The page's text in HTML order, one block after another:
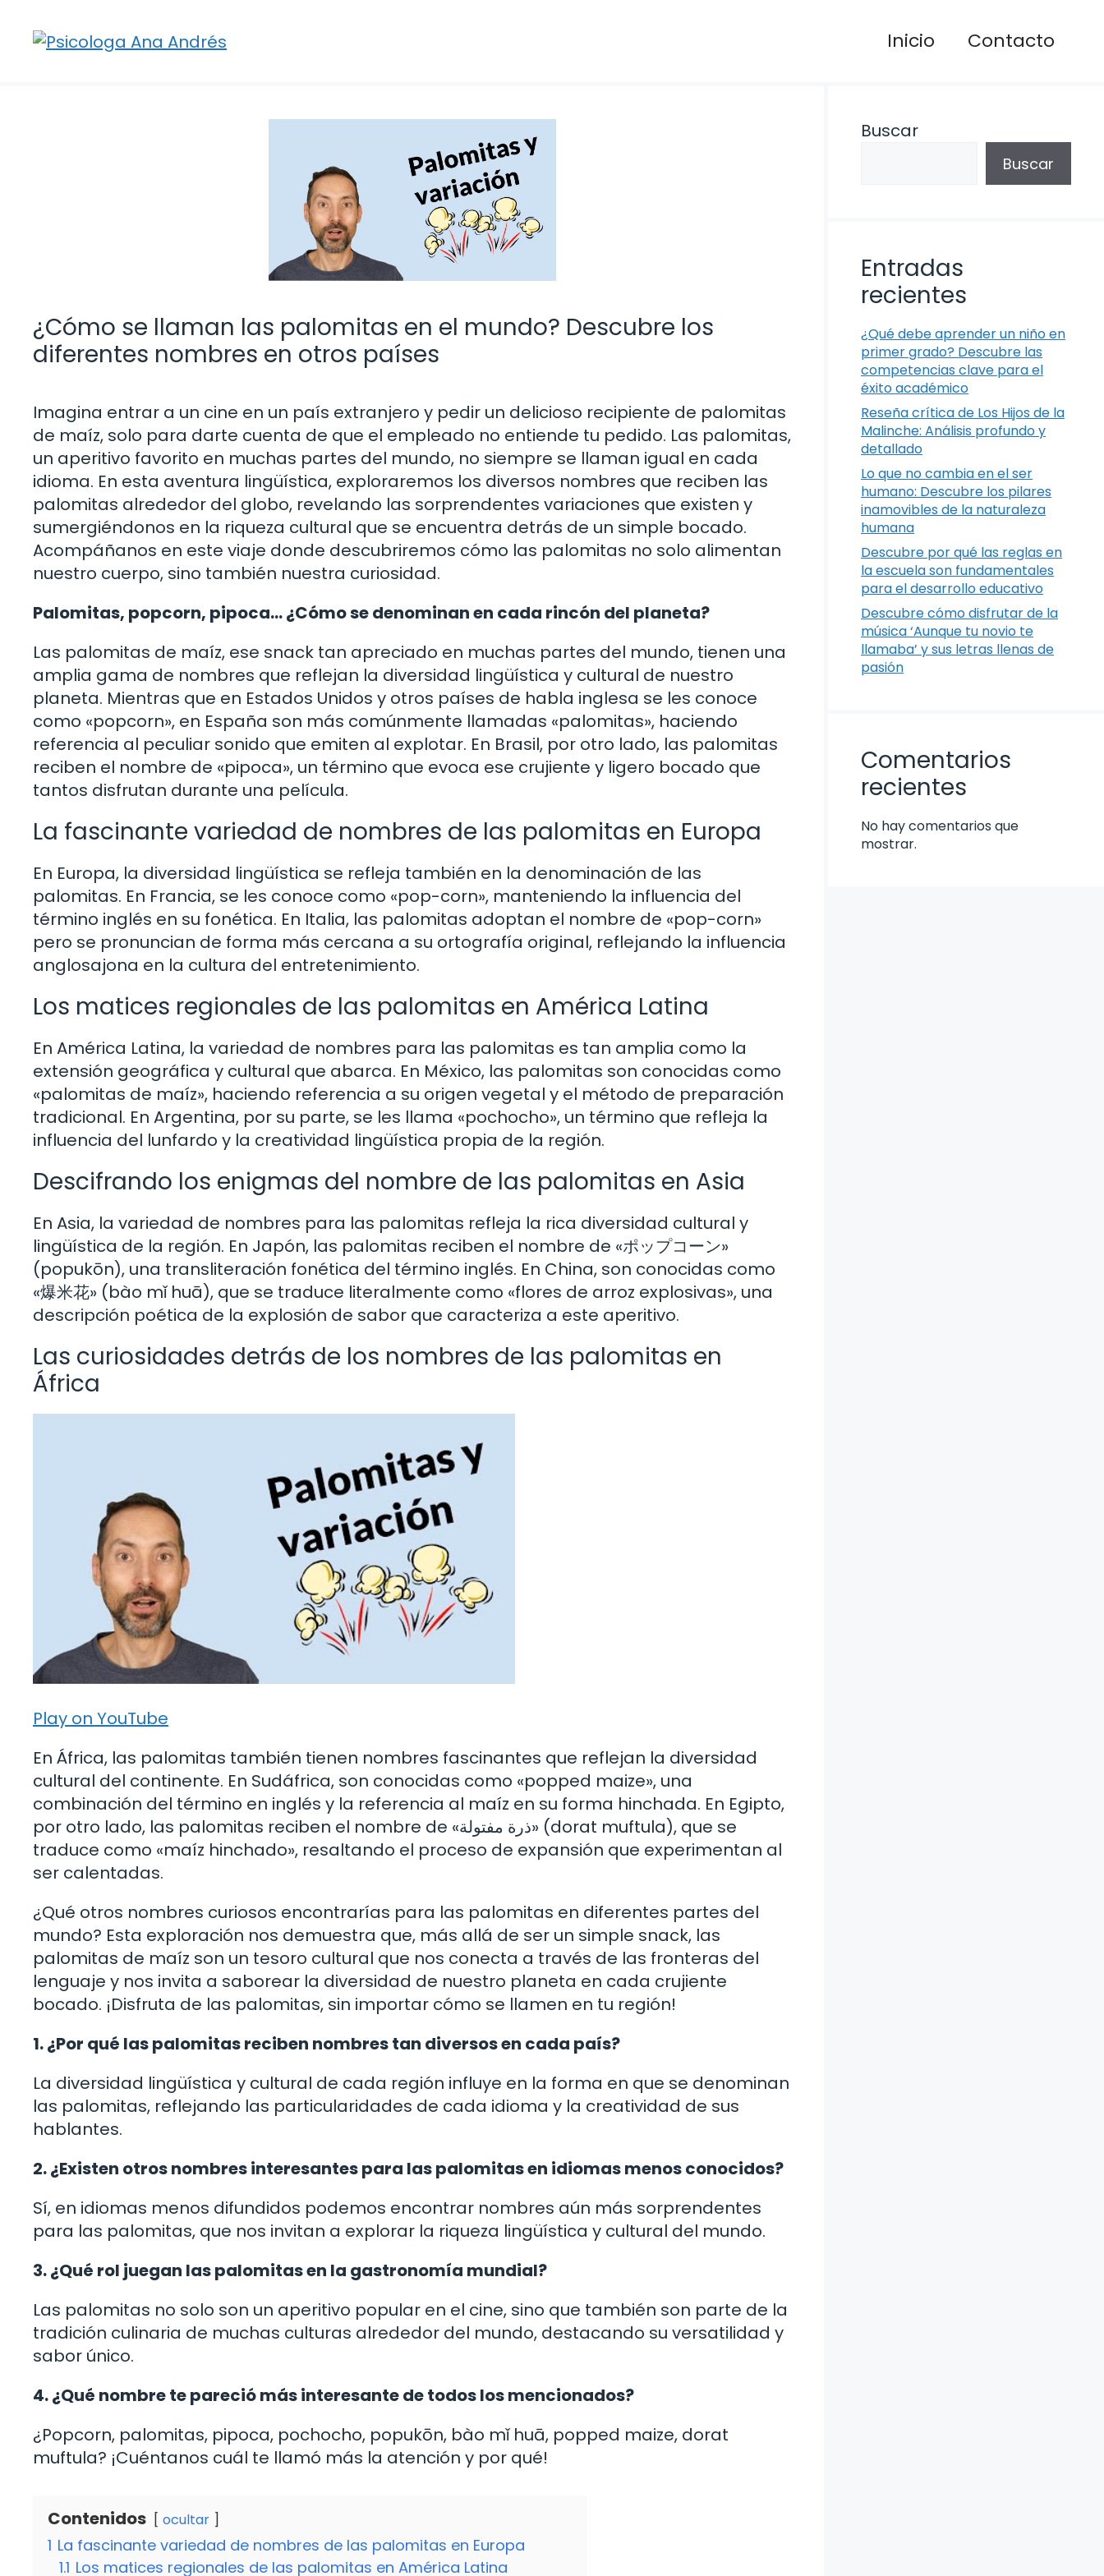
contenido
Inicio Contacto
¿Cómo se llaman las palomitas en el mundo? Descubre los
diferentes nombres en otros países
Imagina entrar a un cine en un país extranjero y pedir un delicioso recipiente de palomitas
de maíz, solo para darte cuenta de que el empleado no entiende tu pedido. Las palomitas,
un aperitivo favorito en muchas partes del mundo, no siempre se llaman igual en cada
idioma. En esta aventura lingüística, exploraremos los diversos nombres que reciben las
palomitas alrededor del globo, revelando las sorprendentes variaciones que existen y
sumergiéndonos en la riqueza cultural que se encuentra detrás de un simple bocado.
Acompáñanos en este viaje donde descubriremos cómo las palomitas no solo alimentan
nuestro cuerpo, sino también nuestra curiosidad.
Palomitas, popcorn, pipoca… ¿Cómo se denominan en cada rincón del planeta?
Las palomitas de maíz, ese snack tan apreciado en muchas partes del mundo, tienen una
amplia gama de nombres que reflejan la diversidad lingüística y cultural de nuestro
planeta. Mientras que en Estados Unidos y otros países de habla inglesa se les conoce
como «popcorn», en España son más comúnmente llamadas «palomitas», haciendo
referencia al peculiar sonido que emiten al explotar. En Brasil, por otro lado, las palomitas
reciben el nombre de «pipoca», un término que evoca ese crujiente y ligero bocado que
tantos disfrutan durante una película.
La fascinante variedad de nombres de las palomitas en Europa
En Europa, la diversidad lingüística se refleja también en la denominación de las
palomitas. En Francia, se les conoce como «pop-corn», manteniendo la influencia del
término inglés en su fonética. En Italia, las palomitas adoptan el nombre de «pop-corn»
pero se pronuncian de forma más cercana a su ortografía original, reflejando la influencia
anglosajona en la cultura del entretenimiento.
Los matices regionales de las palomitas en América Latina
En América Latina, la variedad de nombres para las palomitas es tan amplia como la
extensión geográfica y cultural que abarca. En México, las palomitas son conocidas como
«palomitas de maíz», haciendo referencia a su origen vegetal y el método de preparación
tradicional. En Argentina, por su parte, se les llama «pochocho», un término que refleja la
influencia del lunfardo y la creatividad lingüística propia de la región.
Descifrando los enigmas del nombre de las palomitas en Asia
En Asia, la variedad de nombres para las palomitas refleja la rica diversidad cultural y
lingüística de la región. En Japón, las palomitas reciben el nombre de «ポップコーン»
(popukōn), una transliteración fonética del término inglés. En China, son conocidas como
«爆米花» (bào mǐ huā), que se traduce literalmente como «flores de arroz explosivas», una
descripción poética de la explosión de sabor que caracteriza a este aperitivo.
Las curiosidades detrás de los nombres de las palomitas en
África
Play on YouTube
En África, las palomitas también tienen nombres fascinantes que reflejan la diversidad
cultural del continente. En Sudáfrica, son conocidas como «popped maize», una
combinación del término en inglés y la referencia al maíz en su forma hinchada. En Egipto,
por otro lado, las palomitas reciben el nombre de «ذرة مفتولة» (dorat muftula), que se
traduce como «maíz hinchado», resaltando el proceso de expansión que experimentan al
ser calentadas.
¿Qué otros nombres curiosos encontrarías para las palomitas en diferentes partes del
mundo? Esta exploración nos demuestra que, más allá de ser un simple snack, las
palomitas de maíz son un tesoro cultural que nos conecta a través de las fronteras del
lenguaje y nos invita a saborear la diversidad de nuestro planeta en cada crujiente
bocado. ¡Disfruta de las palomitas, sin importar cómo se llamen en tu región!
1. ¿Por qué las palomitas reciben nombres tan diversos en cada país?
La diversidad lingüística y cultural de cada región influye en la forma en que se denominan
las palomitas, reflejando las particularidades de cada idioma y la creatividad de sus
hablantes.
2. ¿Existen otros nombres interesantes para las palomitas en idiomas menos conocidos?
Sí, en idiomas menos difundidos podemos encontrar nombres aún más sorprendentes
para las palomitas, que nos invitan a explorar la riqueza lingüística y cultural del mundo.
3. ¿Qué rol juegan las palomitas en la gastronomía mundial?
Las palomitas no solo son un aperitivo popular en el cine, sino que también son parte de la
tradición culinaria de muchas culturas alrededor del mundo, destacando su versatilidad y
sabor único.
4. ¿Qué nombre te pareció más interesante de todos los mencionados?
¿Popcorn, palomitas, pipoca, pochocho, popukōn, bào mǐ huā, popped maize, dorat
muftula? ¡Cuéntanos cuál te llamó más la atención y por qué!
Contenidos ocultar
1 La fascinante variedad de nombres de las palomitas en Europa
1.1 Los matices regionales de las palomitas en América Latina
Buscar
Buscar
Entradas
recientes
¿Qué debe aprender un niño en
primer grado? Descubre las
competencias clave para el
éxito académico
Reseña crítica de Los Hijos de la
Malinche: Análisis profundo y
detallado
Lo que no cambia en el ser
humano: Descubre los pilares
inamovibles de la naturaleza
humana
Descubre por qué las reglas en
la escuela son fundamentales
para el desarrollo educativo
Descubre cómo disfrutar de la
música ‘Aunque tu novio te
llamaba’ y sus letras llenas de
pasión
Comentarios
recientes
No hay comentarios que
mostrar.